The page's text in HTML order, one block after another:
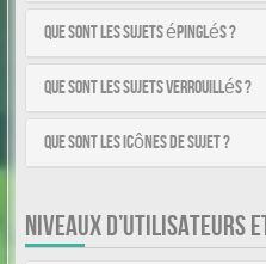
Que sont les sujets épinglés ?
Que sont les sujets verrouillés ?
Que sont les icônes de sujet ?
NIVEAUX D’UTILISATEURS